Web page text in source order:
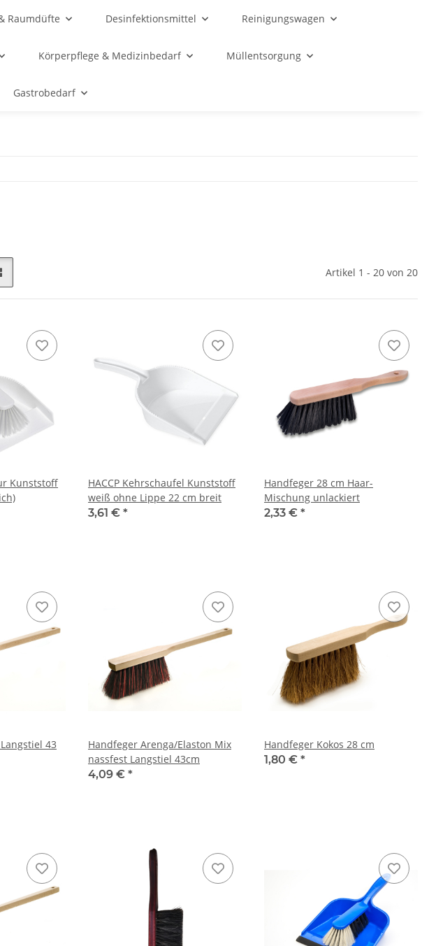
Raumdüfte Desinfektionsmittel Reinigungswagen
Körperpflege & Medizinbedarf Müllentsorgung
Gastrobedarf
Artikel 1 - 20 von 20
Kunststoff
HACCP Kehrschaufel Kunststoff
weiß ohne Lippe 22 cm breit
3,61 € *
Handfeger 28 cm Haar-
Mischung unlackiert
2,33 € *
43
Handfeger Arenga/Elaston Mix
nassfest Langstiel 43cm
4,09 € *
Handfeger Kokos 28 cm
1,80 € *